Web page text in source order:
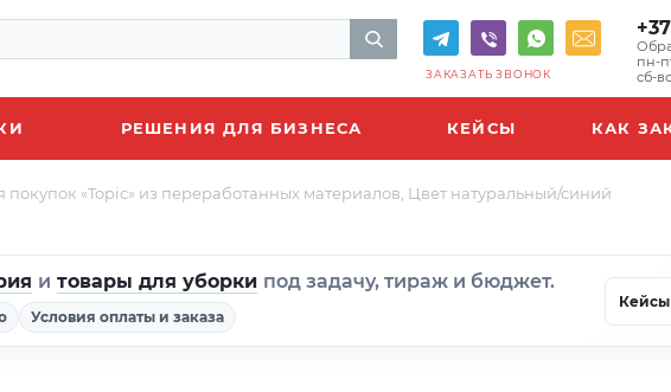
пн-
сб-
ЗАКАЗАТЬ ЗВОНОК
РЕШЕНИЯ ДЛЯ БИЗНЕСА КЕЙСЫ КАК
покупок «Topiс» из переработанных материалов, Цвет натуральный/синий
и товары для уборки под задачу, тираж и бюджет.
Условия оплаты и заказа
Кейсы